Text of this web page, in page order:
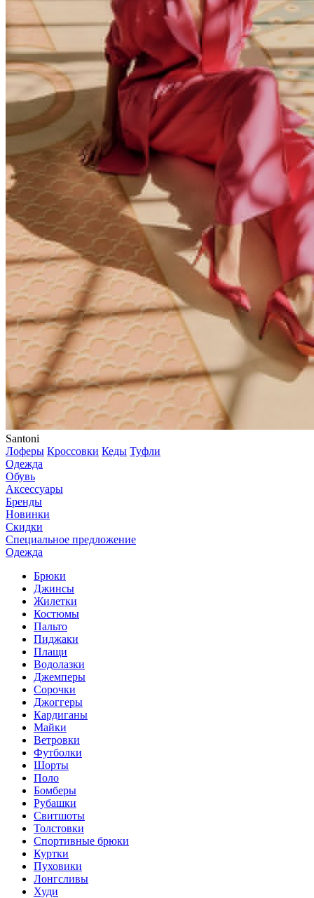
Santoni
Лоферы Кроссовки Кеды Туфли
Одежда
Обувь
Аксессуары
Бренды
Новинки
Скидки
Специальное предложение
Одежда
Брюки
Джинсы
Жилетки
Костюмы
Пальто
Пиджаки
Плащи
Водолазки
Джемперы
Сорочки
Джоггеры
Кардиганы
Майки
Ветровки
Футболки
Шорты
Поло
Бомберы
Рубашки
Свитшоты
Толстовки
Спортивные брюки
Куртки
Пуховики
Лонгсливы
Худи